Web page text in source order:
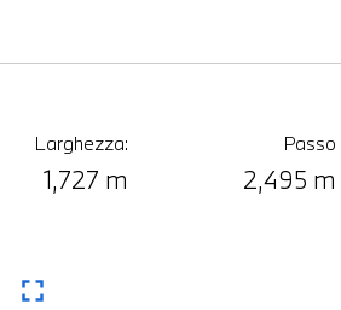
Larghezza:
1,727 m
Passo
2,495 m
fullscreen